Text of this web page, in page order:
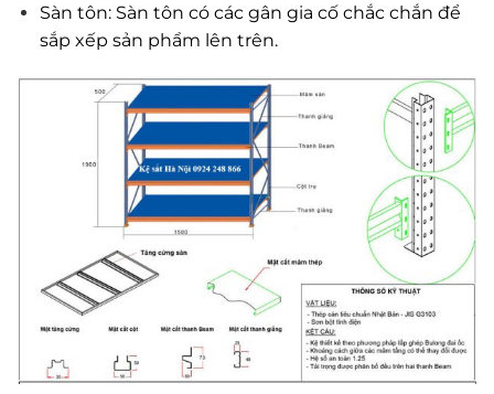
Sàn tôn: Sàn tôn có các gân gia cố chắc chắn để
sắp xếp sản phẩm lên trên.